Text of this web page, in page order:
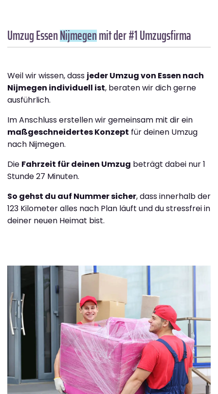
Umzug EssenNijmegenmit der #1 Umzugsfirma
Weil wir wissen, dass jeder Umzug von Essen nach
Nijmegen individuell ist, beraten wir dich gerne
ausführlich.
Im Anschluss erstellen wir gemeinsam mit dir ein
maßgeschneidertes Konzept für deinen Umzug
nach Nijmegen.
Die Fahrzeit für deinen Umzug beträgt dabei nur 1
Stunde 27 Minuten.
So gehst du auf Nummer sicher, dass innerhalb der
123 Kilometer alles nach Plan läuft und du stressfrei in
deiner neuen Heimat bist.